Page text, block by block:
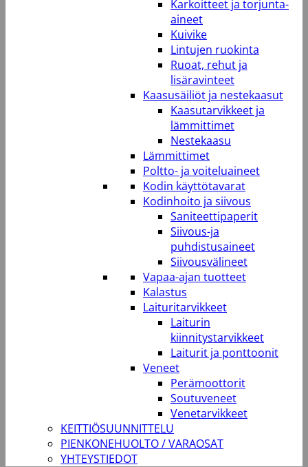
Karkoitteet ja torjunta-
aineet
Kuivike
Lintujen ruokinta
Ruoat, rehut ja
lisäravinteet
Kaasusäiliöt ja nestekaasut
Kaasutarvikkeet ja
lämmittimet
Nestekaasu
Lämmittimet
Poltto- ja voiteluaineet
Kodin käyttötavarat
Kodinhoito ja siivous
Saniteettipaperit
Siivous-ja
puhdistusaineet
Siivousvälineet
Vapaa-ajan tuotteet
Kalastus
Laituritarvikkeet
Laiturin
kiinnitystarvikkeet
Laiturit ja ponttoonit
Veneet
Perämoottorit
Soutuveneet
Venetarvikkeet
KEITTIÖSUUNNITTELU
PIENKONEHUOLTO / VARAOSAT
YHTEYSTIEDOT